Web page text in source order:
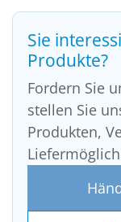
Sie
Produkte?
Fordern Sie
stellen Sie
Produkten,